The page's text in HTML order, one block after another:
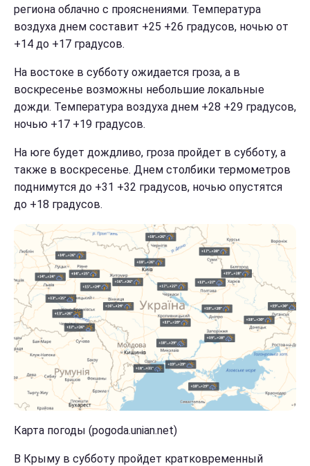
региона облачно с прояснениями. Температура
воздуха днем составит +25 +26 градусов, ночью от
+14 до +17 градусов.
На востоке в субботу ожидается гроза, а в
воскресенье возможны небольшие локальные
дожди. Температура воздуха днем +28 +29 градусов,
ночью +17 +19 градусов.
На юге будет дождливо, гроза пройдет в субботу, а
также в воскресенье. Днем столбики термометров
поднимутся до +31 +32 градусов, ночью опустятся
до +18 градусов.
Карта погоды (pogoda.unian.net)
В Крыму в субботу пройдет кратковременный